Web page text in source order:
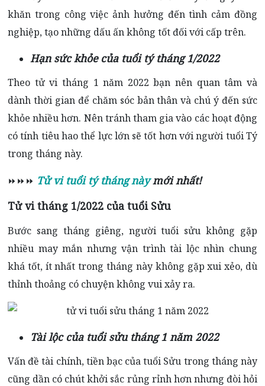
khăn trong công việc ảnh hưởng đến tình cảm đồng
nghiệp, tạo những dấu ấn không tốt đối với cấp trên.
Hạn sức khỏe của tuổi tý tháng 1/2022
Theo tử vi tháng 1 năm 2022 bạn nên quan tâm và
dành thời gian để chăm sóc bản thân và chú ý đến sức
khỏe nhiều hơn. Nên tránh tham gia vào các hoạt động
có tính tiêu hao thể lực lớn sẽ tốt hơn với người tuổi Tý
trong tháng này.
⏩⏩⏩ Tử vi tuổi tý tháng nàymới nhất!
Tử vi tháng 1/2022 của tuổi Sửu
Bước sang tháng giêng, người tuổi sửu không gặp
nhiều may mắn nhưng vận trình tài lộc nhìn chung
khá tốt, ít nhất trong tháng này không gặp xui xẻo, dù
thỉnh thoảng có chuyện không vui xảy ra.
Tài lộc của tuổi sửu tháng 1 năm 2022
Vấn đề tài chính, tiền bạc của tuổi Sửu trong tháng này
cũng dần có chút khởi sắc rủng rỉnh hơn nhưng đòi hỏi